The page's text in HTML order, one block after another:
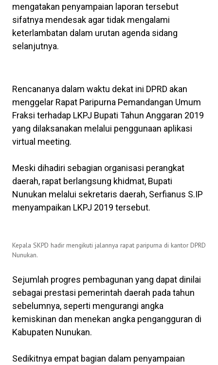
mengatakan penyampaian laporan tersebut
sifatnya mendesak agar tidak mengalami
keterlambatan dalam urutan agenda sidang
selanjutnya.
Rencananya dalam waktu dekat ini DPRD akan
menggelar Rapat Paripurna Pemandangan Umum
Fraksi terhadap LKPJ Bupati Tahun Anggaran 2019
yang dilaksanakan melalui penggunaan aplikasi
virtual meeting.
Meski dihadiri sebagian organisasi perangkat
daerah, rapat berlangsung khidmat, Bupati
Nunukan melalui sekretaris daerah, Serfianus S.IP
menyampaikan LKPJ 2019 tersebut.
Kepala SKPD hadir mengikuti jalannya rapat paripurna di kantor DPRD
Nunukan.
Sejumlah progres pembagunan yang dapat dinilai
sebagai prestasi pemerintah daerah pada tahun
sebelumnya, seperti mengurangi angka
kemiskinan dan menekan angka pengangguran di
Kabupaten Nunukan.
Sedikitnya empat bagian dalam penyampaian